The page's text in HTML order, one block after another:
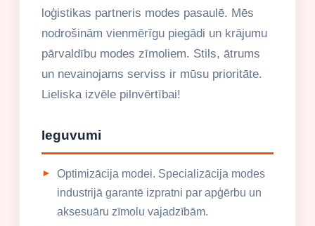
loģistikas partneris modes pasaulē. Mēs
nodrošinām vienmērīgu piegādi un krājumu
pārvaldību modes zīmoliem. Stils, ātrums
un nevainojams serviss ir mūsu prioritāte.
Lieliska izvēle pilnvērtībai!
Ieguvumi
Optimizācija modei. Specializācija modes
industrijā garantē izpratni par apģērbu un
aksesuāru zīmolu vajadzībām.